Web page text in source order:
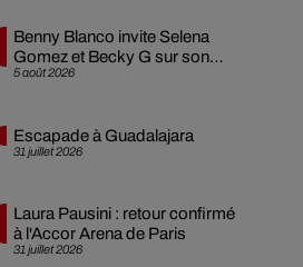
5 août 2026
Benny Blanco invite Selena
Gomez et Becky G sur son
nouveau single
31 juillet 2026
Escapade à Guadalajara
31 juillet 2026
Laura Pausini : retour confirmé
à l'Accor Arena de Paris